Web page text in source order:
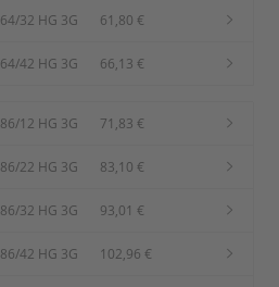
32 HG 3G 61,80 €
42 HG 3G 66,13 €
12 HG 3G 71,83 €
22 HG 3G 83,10 €
32 HG 3G 93,01 €
42 HG 3G 102,96 €